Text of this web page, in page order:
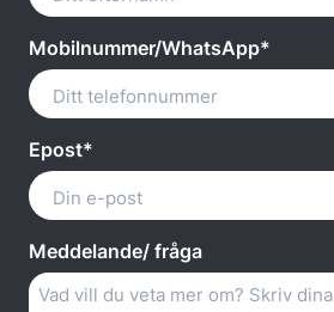
Mobilnummer/WhatsApp*
Epost*
Meddelande/ fråga